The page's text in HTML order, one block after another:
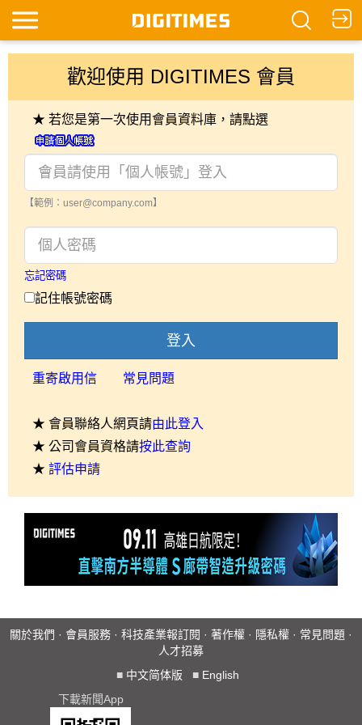
歡迎使用 DIGITIMES 會員
★ 若您是第一次使用會員資料庫，請點選
【範例：user@company.com】
忘記密碼
記住帳號密碼
登入
重寄啟用信 常見問題
★ 會員聯絡人網頁請由此登入
★ 公司會員資格請按此查詢
★ 評估申請
關於我們 · 會員服務 · 科技產業報訂閱 · 著作權 · 隱私權 · 常見問題 ·
人才招募
■ 中文简体版 ■ English
下載新聞App